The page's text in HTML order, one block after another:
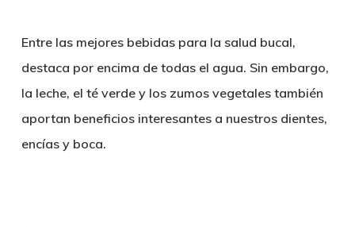
Entre las mejores bebidas para la salud bucal,
destaca por encima de todas el agua. Sin embargo,
la leche, el té verde y los zumos vegetalestambién
aportan beneficios interesantes a nuestros dientes,
encías y boca.